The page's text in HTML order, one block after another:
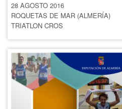
28 AGOSTO 2016
ROQUETAS DE MAR (ALMERÍA)
TRIATLON CROS